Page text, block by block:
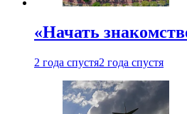
«Начать
2 года спустя2 года спустя